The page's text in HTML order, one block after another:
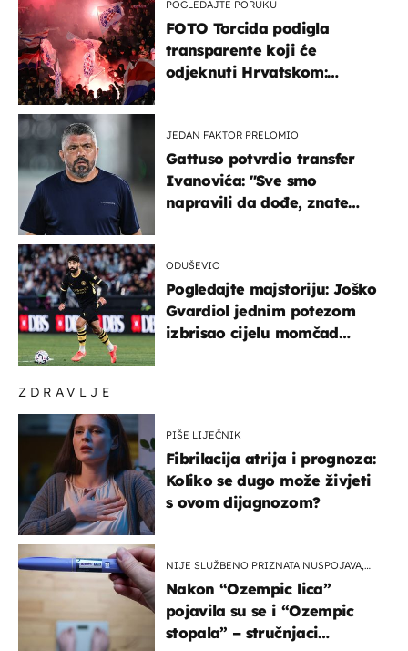
ZDRAVLJE
PIŠE LIJEČNIK
Fibrilacija atrija i prognoza:
Koliko se dugo može živjeti
s ovom dijagnozom?
NIJE SLUŽBENO PRIZNATA NUSPOJAVA,
Nakon “Ozempic lica”
pojavila su se i “Ozempic
stopala” – stručnjaci
POGLEDAJTE PORUKU
FOTO Torcida podigla
transparente koji će
odjeknuti Hrvatskom:
JEDAN FAKTOR PRELOMIO
Gattuso potvrdio transfer
Ivanovića: "Sve smo
napravili da dođe, znate
ODUŠEVIO
Pogledajte majstoriju: Joško
Gvardiol jednim potezom
izbrisao cijelu momčad